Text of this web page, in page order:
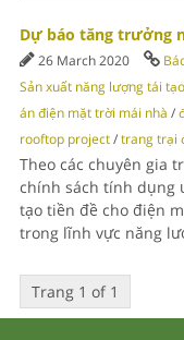
Dự báo tăng trưởng
26 March 2020
Sản xuất năng lượng tái tạo
án điện mặt trời mái nhà /
rooftop project/trang trại
Theo các chuyên gia
chính sách tính dụng
tạo tiền đề cho điện
trong lĩnh vực năng
Trang 1 of 1